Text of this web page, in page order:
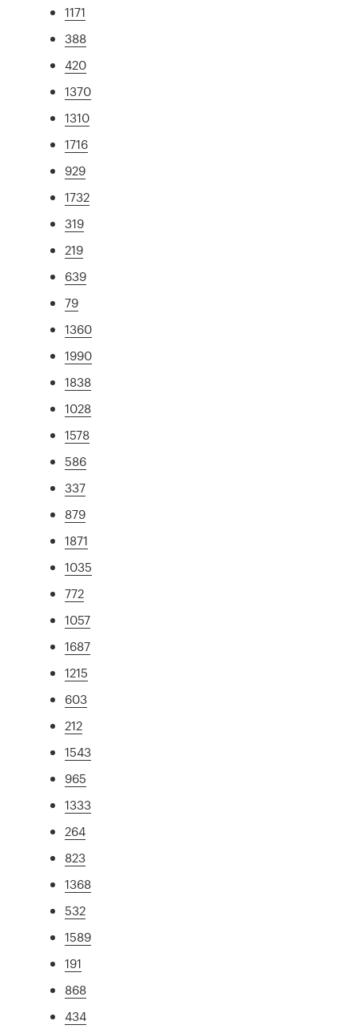
1171
388
420
1370
1310
1716
929
1732
319
219
639
79
1360
1990
1838
1028
1578
586
337
879
1871
1035
772
1057
1687
1215
603
212
1543
965
1333
264
823
1368
532
1589
191
868
434